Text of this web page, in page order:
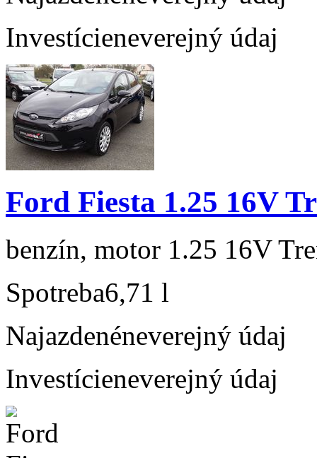
Investícieneverejný údaj
Ford Fiesta 1.25 16V
benzín, motor 1.25 16V
Spotreba6,71 l
Najazdenéneverejný údaj
Investícieneverejný údaj